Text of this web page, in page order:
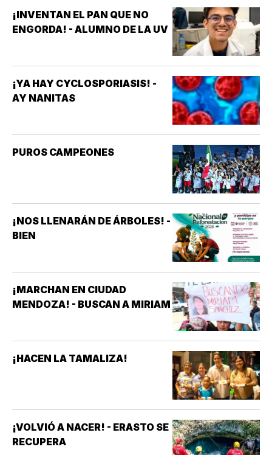
¡INVENTAN EL PAN QUE NO
ENGORDA! - ALUMNO DE LA UV
¡YA HAY CYCLOSPORIASIS! -
AY NANITAS
PUROS CAMPEONES
¡NOS LLENARÁN DE ÁRBOLES! -
BIEN
¡MARCHAN EN CIUDAD
MENDOZA! - BUSCAN A MIRIAM
¡HACEN LA TAMALIZA!
¡VOLVIÓ A NACER! - ERASTO SE
RECUPERA